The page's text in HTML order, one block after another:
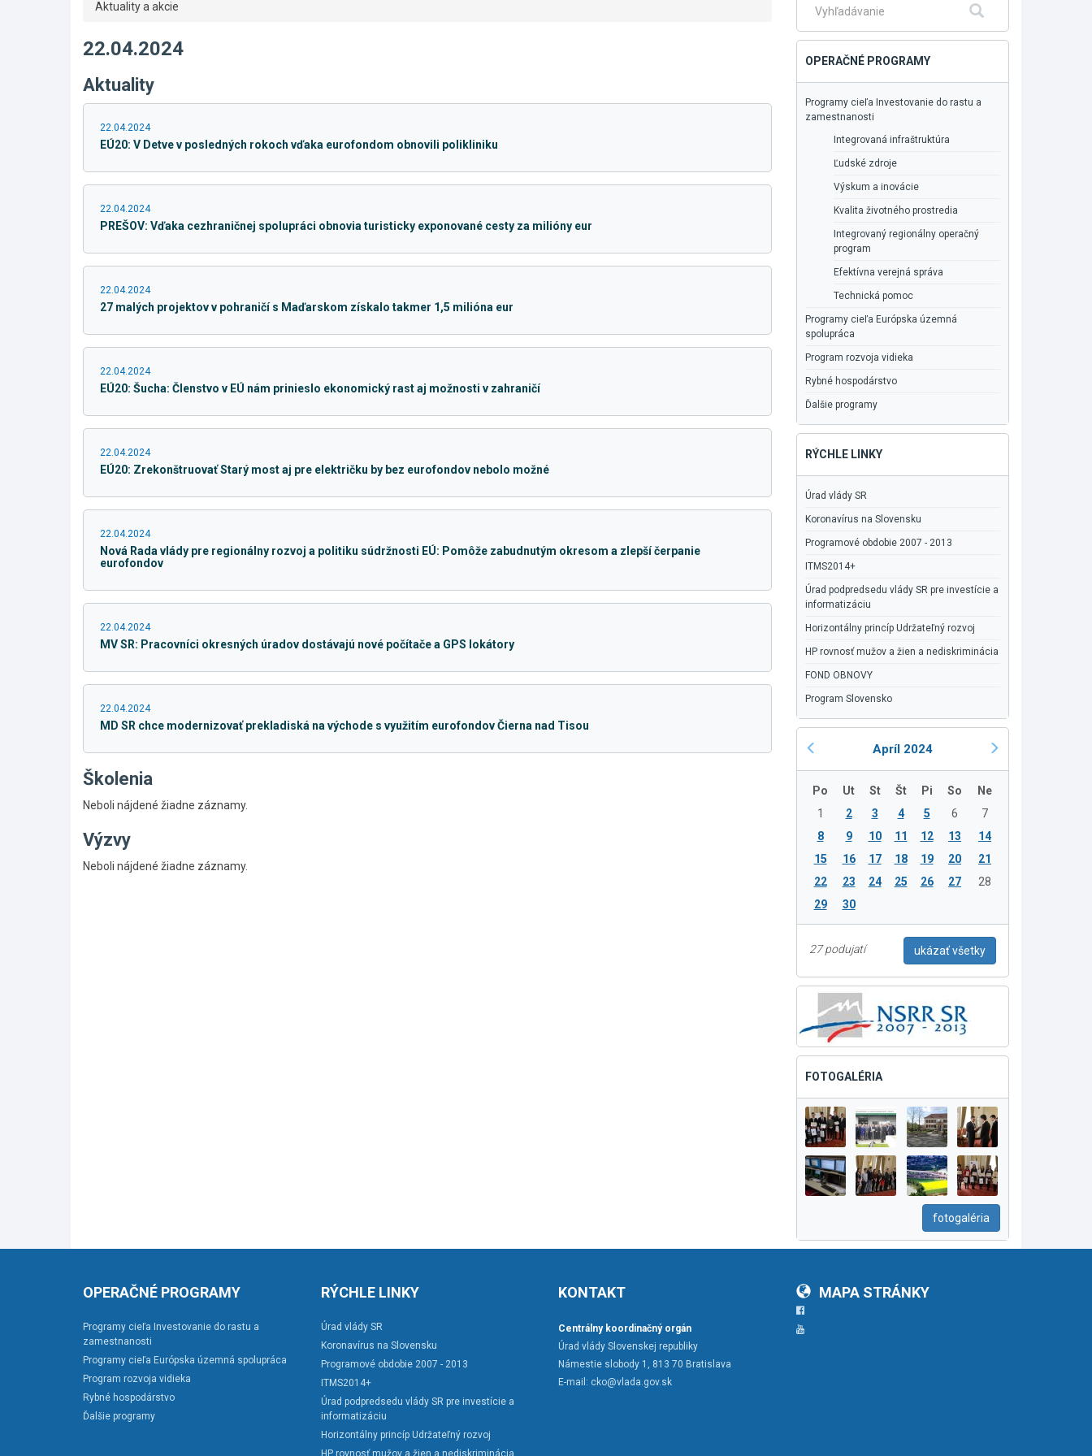
Aktuality a akcie
22.04.2024
Aktuality
22.04.2024
EÚ20: V Detve v posledných rokoch vďaka eurofondom obnovili polikliniku
22.04.2024
PREŠOV: Vďaka cezhraničnej spolupráci obnovia turisticky exponované cesty za milióny eur
22.04.2024
27 malých projektov v pohraničí s Maďarskom získalo takmer 1,5 milióna eur
22.04.2024
EÚ20: Šucha: Členstvo v EÚ nám prinieslo ekonomický rast aj možnosti v zahraničí
22.04.2024
EÚ20: Zrekonštruovať Starý most aj pre električku by bez eurofondov nebolo možné
22.04.2024
Nová Rada vlády pre regionálny rozvoj a politiku súdržnosti EÚ: Pomôže zabudnutým okresom a zlepší čerpanie
eurofondov
22.04.2024
MV SR: Pracovníci okresných úradov dostávajú nové počítače a GPS lokátory
22.04.2024
MD SR chce modernizovať prekladiská na východe s využitím eurofondov Čierna nad Tisou
Školenia
Neboli nájdené žiadne záznamy.
Výzvy
Neboli nájdené žiadne záznamy.
Fulltextové
OPERAČNÉ PROGRAMY
Programy cieľa Investovanie do rastu a
zamestnanosti
Integrovaná infraštruktúra
Ľudské zdroje
Výskum a inovácie
Kvalita životného prostredia
Integrovaný regionálny operačný
program
Efektívna verejná správa
Technická pomoc
Programy cieľa Európska územná
spolupráca
Program rozvoja vidieka
Rybné hospodárstvo
Ďalšie programy
RÝCHLE LINKY
Úrad vlády SR
Koronavírus na Slovensku
Programové obdobie 2007 - 2013
ITMS2014+
Úrad podpredsedu vlády SR pre investície a
informatizáciu
Horizontálny princíp Udržateľný rozvoj
HP rovnosť mužov a žien a nediskriminácia
FOND OBNOVY
Program Slovensko
Apríl 2024
Po Ut St Št Pi So
Ne
1
2 3 4 5 6
7
8
9 10 11 12 13
14
15
16 17 18 19 20
21
22
23 24 25 26 27
28
29
30
27 podujatí ukázať všetky
FOTOGALÉRIA
fotogaléria
OPERAČNÉ PROGRAMY
Programy cieľa Investovanie do rastu a
zamestnanosti
Programy cieľa Európska územná spolupráca
Program rozvoja vidieka
Rybné hospodárstvo
Ďalšie programy
RÝCHLE LINKY
Úrad vlády SR
Koronavírus na Slovensku
Programové obdobie 2007 - 2013
ITMS2014+
Úrad podpredsedu vlády SR pre investície a
informatizáciu
Horizontálny princíp Udržateľný rozvoj
HP rovnosť mužov a žien a nediskriminácia
KONTAKT
Centrálny koordinačný orgán
Úrad vlády Slovenskej republiky
Námestie slobody 1, 813 70 Bratislava
E-mail: cko@vlada.gov.sk
MAPA STRÁNKY
Facebook
YouTube